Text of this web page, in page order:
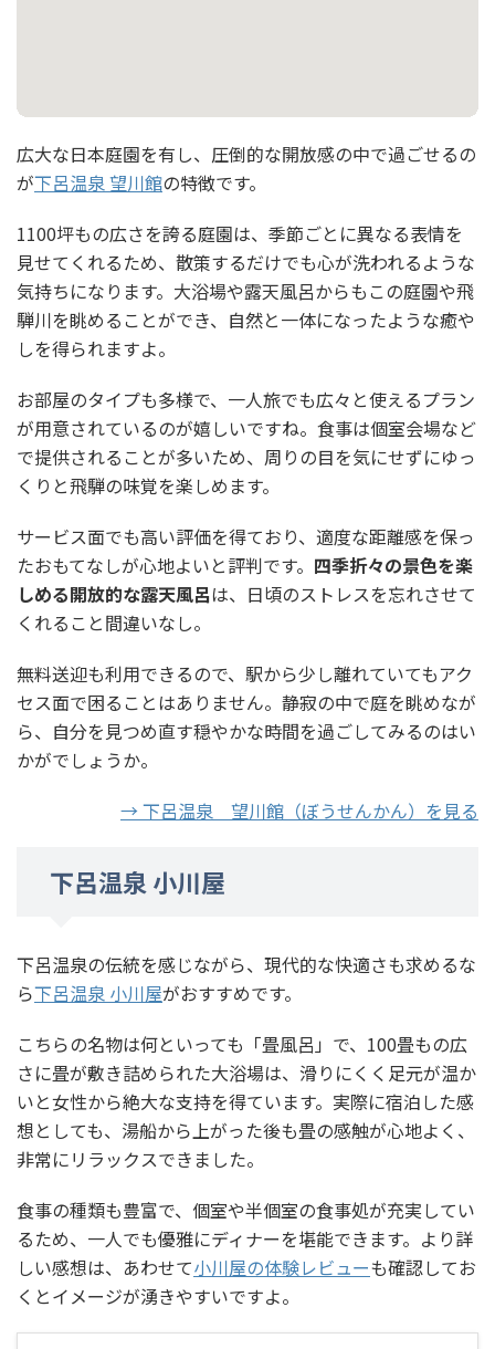
広大な日本庭園を有し、圧倒的な開放感の中で過ごせるの
が下呂温泉 望川館の特徴です。
1100坪もの広さを誇る庭園は、季節ごとに異なる表情を
見せてくれるため、散策するだけでも心が洗われるような
気持ちになります。大浴場や露天風呂からもこの庭園や飛
騨川を眺めることができ、自然と一体になったような癒や
しを得られますよ。
お部屋のタイプも多様で、一人旅でも広々と使えるプラン
が用意されているのが嬉しいですね。食事は個室会場など
で提供されることが多いため、周りの目を気にせずにゆっ
くりと飛騨の味覚を楽しめます。
サービス面でも高い評価を得ており、適度な距離感を保っ
たおもてなしが心地よいと評判です。 四季折々の景色を楽
しめる開放的な露天風呂は、日頃のストレスを忘れさせて
くれること間違いなし。
無料送迎も利用できるので、駅から少し離れていてもアク
セス面で困ることはありません。静寂の中で庭を眺めなが
ら、自分を見つめ直す穏やかな時間を過ごしてみるのはい
かがでしょうか。
→ 下呂温泉 望川館（ぼうせんかん）を見る
下呂温泉 小川屋
下呂温泉の伝統を感じながら、現代的な快適さも求めるな
ら下呂温泉 小川屋がおすすめです。
こちらの名物は何といっても「畳風呂」で、100畳もの広
さに畳が敷き詰められた大浴場は、滑りにくく足元が温か
いと女性から絶大な支持を得ています。実際に宿泊した感
想としても、湯船から上がった後も畳の感触が心地よく、
非常にリラックスできました。
食事の種類も豊富で、個室や半個室の食事処が充実してい
るため、一人でも優雅にディナーを堪能できます。より詳
しい感想は、あわせて小川屋の体験レビューも確認してお
くとイメージが湧きやすいですよ。